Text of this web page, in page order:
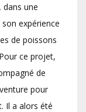
dans une
expérience
de poissons
ce projet,
de
pour
Il a alors été